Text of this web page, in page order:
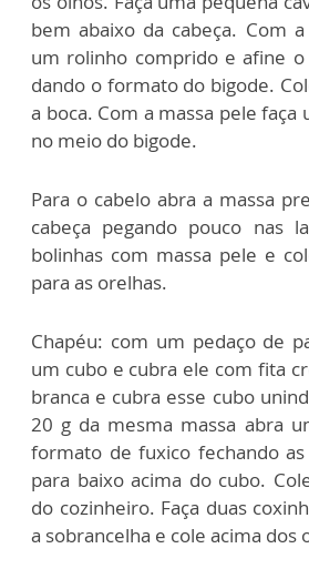
bem abaixo da cabeça. Com
um rolinho comprido e afine
dando o formato do bigode.
a boca. Com a massa pele faça
no meio do bigode.
Para o cabelo abra a massa
cabeça pegando pouco nas
bolinhas com massa pele e
para as orelhas.
Chapéu: com um pedaço de
um cubo e cubra ele com fita
branca e cubra esse cubo
20 g da mesma massa abra
formato de fuxico fechando
para baixo acima do cubo.
do cozinheiro. Faça duas
a sobrancelha e cole acima dos